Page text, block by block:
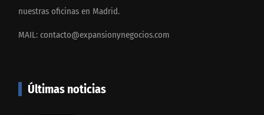
nuestras oficinas en Madrid.
MAIL: contacto@expansionynegocios.com
Últimas noticias